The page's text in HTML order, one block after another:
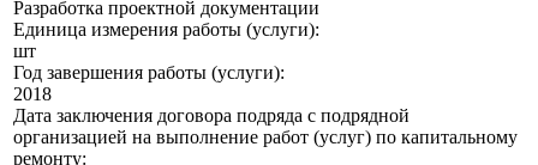
Разработка проектной документации
Единица измерения работы (услуги):
шт
Год завершения работы (услуги):
2018
Дата заключения договора подряда с подрядной
организацией на выполнение работ (услуг) по капитальному
ремонту: